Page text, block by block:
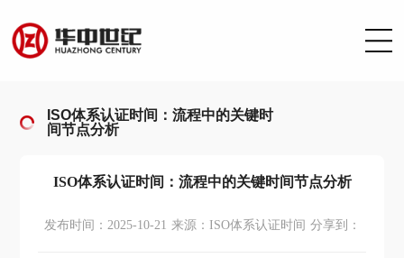
ISO体系认证时间：流程中的关键时
间节点分析
ISO体系认证时间：流程中的关键时间节点分析
发布时间：2025-10-21 来源：ISO体系认证时间 分享到：